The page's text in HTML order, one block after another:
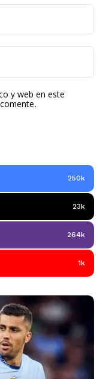
y web en este
250k
23k
264k
1k